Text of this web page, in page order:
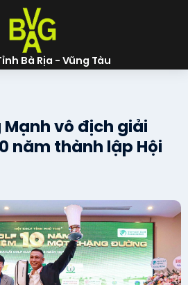
Bà Rịa - Vũng Tàu
vô địch giải
năm thành lập Hội